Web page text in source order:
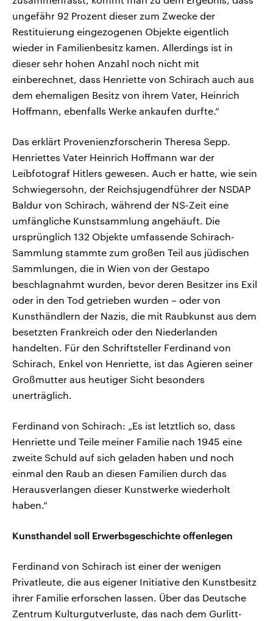
ungefähr 92 Prozent dieser zum Zwecke der
Restituierung eingezogenen Objekte eigentlich
wieder in Familienbesitz kamen. Allerdings ist in
dieser sehr hohen Anzahl noch nicht mit
einberechnet, dass Henriette von Schirach auch aus
dem ehemaligen Besitz von ihrem Vater, Heinrich
Hoffmann, ebenfalls Werke ankaufen durfte.“
Das erklärt Provenienzforscherin Theresa Sepp.
Henriettes Vater Heinrich Hoffmann war der
Leibfotograf Hitlers gewesen. Auch er hatte, wie sein
Schwiegersohn, der Reichsjugendführer der NSDAP
Baldur von Schirach, während der NS-Zeit eine
umfängliche Kunstsammlung angehäuft. Die
ursprünglich 132 Objekte umfassende Schirach-
Sammlung stammte zum großen Teil aus jüdischen
Sammlungen, die in Wien von der Gestapo
beschlagnahmt wurden, bevor deren Besitzer ins Exil
oder in den Tod getrieben wurden – oder von
Kunsthändlern der Nazis, die mit Raubkunst aus dem
besetzten Frankreich oder den Niederlanden
handelten. Für den Schriftsteller Ferdinand von
Schirach, Enkel von Henriette, ist das Agieren seiner
Großmutter aus heutiger Sicht besonders
unerträglich.
Ferdinand von Schirach: „Es ist letztlich so, dass
Henriette und Teile meiner Familie nach 1945 eine
zweite Schuld auf sich geladen haben und noch
einmal den Raub an diesen Familien durch das
Herausverlangen dieser Kunstwerke wiederholt
haben.“
Kunsthandel soll Erwerbsgeschichte offenlegen
Ferdinand von Schirach ist einer der wenigen
Privatleute, die aus eigener Initiative den Kunstbesitz
ihrer Familie erforschen lassen. Über das Deutsche
Zentrum Kulturgutverluste, das nach dem Gurlitt-